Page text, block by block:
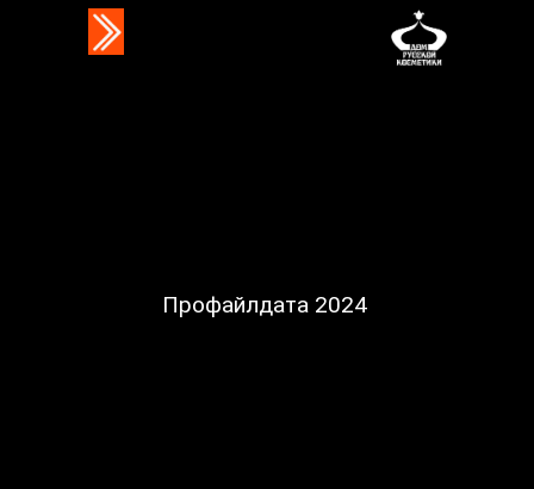
Профайлдата 2024